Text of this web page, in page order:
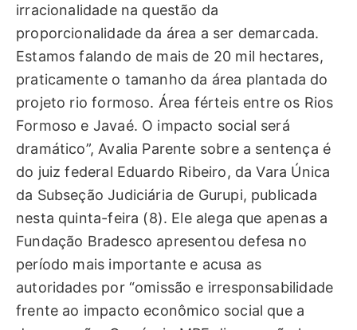
irracionalidade na questão da
proporcionalidade da área a ser demarcada.
Estamos falando de mais de 20 mil hectares,
praticamente o tamanho da área plantada do
projeto rio formoso. Área férteis entre os Rios
Formoso e Javaé. O impacto social será
dramático”, Avalia Parente sobre a sentença é
do juiz federal Eduardo Ribeiro, da Vara Única
da Subseção Judiciária de Gurupi, publicada
nesta quinta-feira (8). Ele alega que apenas a
Fundação Bradesco apresentou defesa no
período mais importante e acusa as
autoridades por “omissão e irresponsabilidade
frente ao impacto econômico social que a